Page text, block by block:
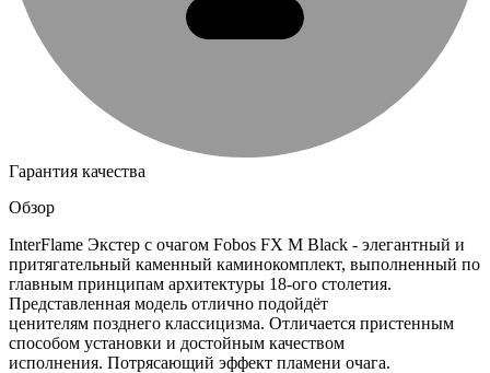
Гарантия качества
Обзор
InterFlame Экстер с очагом Fobos FX M Black - элегантный и
притягательный каменный каминокомплект, выполненный по
главным принципам архитектуры 18-ого столетия.
Представленная модель отлично подойдёт
ценителям позднего классицизма. Отличается пристенным
способом установки и достойным качеством
исполнения. Потрясающий эффект пламени очага.